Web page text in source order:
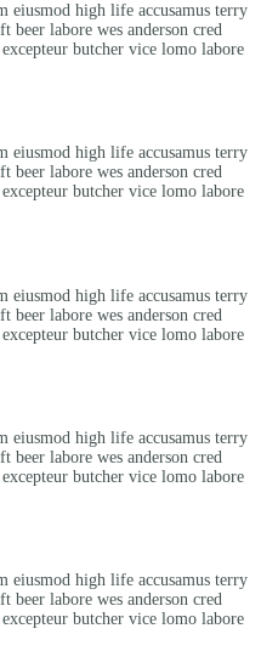
eiusmod high life accusamus terry
beer labore wes anderson cred
butcher vice lomo labore
eiusmod high life accusamus terry
beer labore wes anderson cred
butcher vice lomo labore
eiusmod high life accusamus terry
labore wes anderson cred
butcher vice lomo labore
eiusmod high life accusamus terry
labore wes anderson cred
butcher vice lomo labore
eiusmod high life accusamus terry
beer labore wes anderson cred
butcher vice lomo labore